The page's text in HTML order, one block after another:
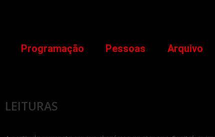
Programação Pessoas Arquivo
LEITURAS